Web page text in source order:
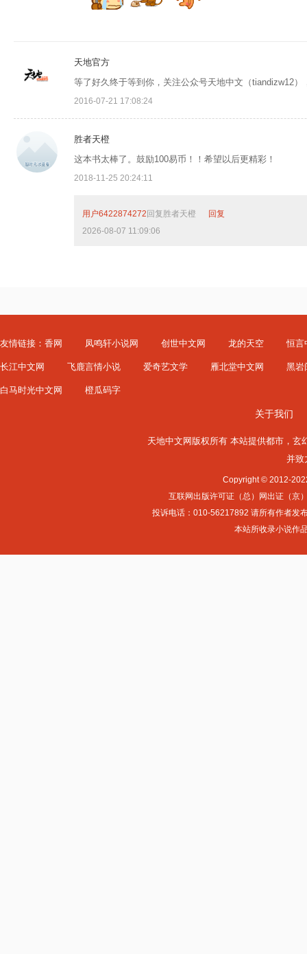
天地官方
等了好久终于等到你，关注公众号天地中文（tiandizw12）
2016-07-21 17:08:24
胜者天橙
这本书太棒了。鼓励100易币！ ！希望以后更精彩！
2018-11-25 20:24:11
用户6422874272 回复 胜者天橙
回复
2026-08-07 11:09:06
友情链接： 香网 凤鸣轩小说网 创世中文网 龙的天空 恒言
长江中文网 飞鹿言情小说 爱奇艺文学 雁北堂中文网 黑岩
白马时光中文网 橙瓜码字
关于我们
天地中文网版权所有 本站提供都市， 玄
并致
Copyright © 2012-
互联网出版许可证（总）网出证（京
投诉电话：010-56217892 请所有作者发
本站所收录小说作